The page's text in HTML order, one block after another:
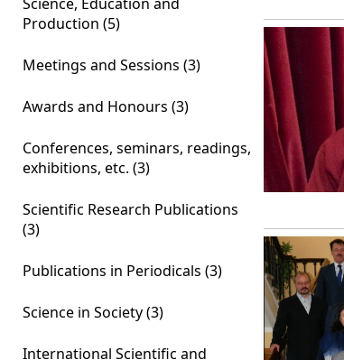
Production (5)
Meetings and Sessions (3)
Awards and Honours (3)
Conferences, seminars, readings,
exhibitions, etc. (3)
Scientific Research Publications
(3)
Publications in Periodicals (3)
Science in Society (3)
International Scientific and